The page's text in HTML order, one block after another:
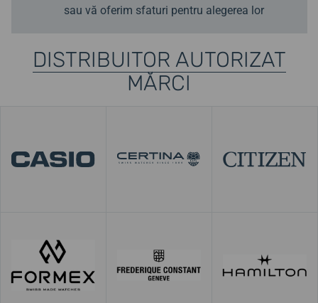
sau vă oferim sfaturi pentru alegerea lor
DISTRIBUITOR AUTORIZAT
MĂRCI